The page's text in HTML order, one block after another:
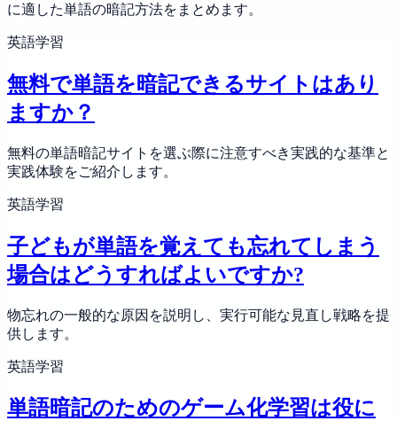
に適した単語の暗記方法をまとめます。
英語学習
無料で単語を暗記できるサイトはあり
ますか？
無料の単語暗記サイトを選ぶ際に注意すべき実践的な基準と
実践体験をご紹介します。
英語学習
子どもが単語を覚えても忘れてしまう
場合はどうすればよいですか?
物忘れの一般的な原因を説明し、実行可能な見直し戦略を提
供します。
英語学習
単語暗記のためのゲーム化学習は役に